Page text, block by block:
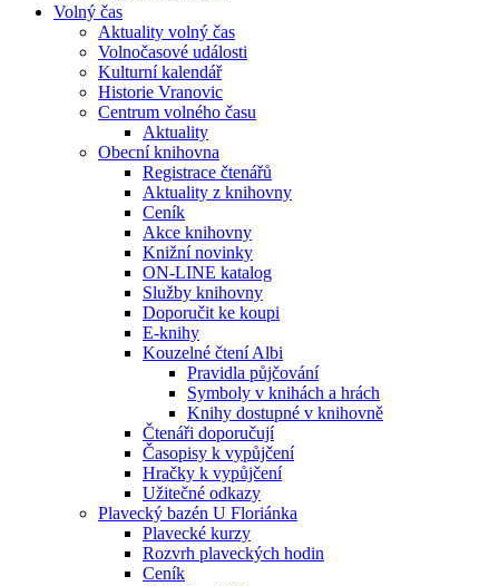
Volný čas
Aktuality volný čas
Volnočasové události
Kulturní kalendář
Historie Vranovic
Centrum volného času
Aktuality
Obecní knihovna
Registrace čtenářů
Aktuality z knihovny
Ceník
Akce knihovny
Knižní novinky
ON-LINE katalog
Služby knihovny
Doporučit ke koupi
E-knihy
Kouzelné čtení Albi
Pravidla půjčování
Symboly v knihách a hrách
Knihy dostupné v knihovně
Čtenáři doporučují
Časopisy k vypůjčení
Hračky k vypůjčení
Užitečné odkazy
Plavecký bazén U Floriánka
Plavecké kurzy
Rozvrh plaveckých hodin
Ceník